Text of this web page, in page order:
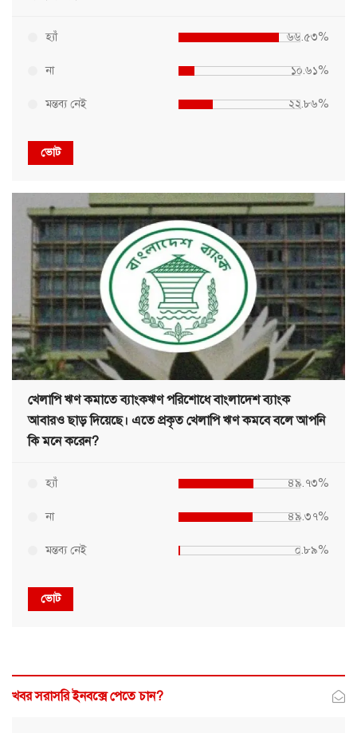
হ্যাঁ ৬৬.৫৩%
না ১০.৬১%
মন্তব্য নেই ২২.৮৬%
ভোট
খেলাপি ঋণ কমাতে ব্যাংকঋণ পরিশোধে বাংলাদেশ ব্যাংক
আবারও ছাড় দিয়েছে। এতে প্রকৃত খেলাপি ঋণ কমবে বলে আপনি
কি মনে করেন?
হ্যাঁ ৪৯.৭৩%
না ৪৯.৩৭%
মন্তব্য নেই ০.৮৯%
ভোট
খবর সরাসরি ইনবক্সে পেতে চান?